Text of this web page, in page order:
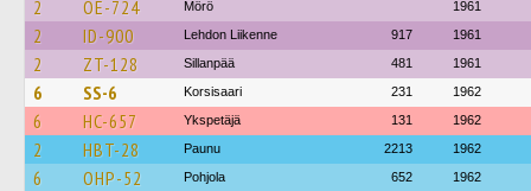
2 OE-724 Mörö 1961
2 ID-900 Lehdon Liikenne 917 1961
2 ZT-128 Sillanpää 481 1961
6 SS-6 Korsisaari 231 1962
6 HC-657 Ykspetäjä 131 1962
2 HBT-28 Paunu 2213 1962
6 OHP-52 Pohjola 652 1962